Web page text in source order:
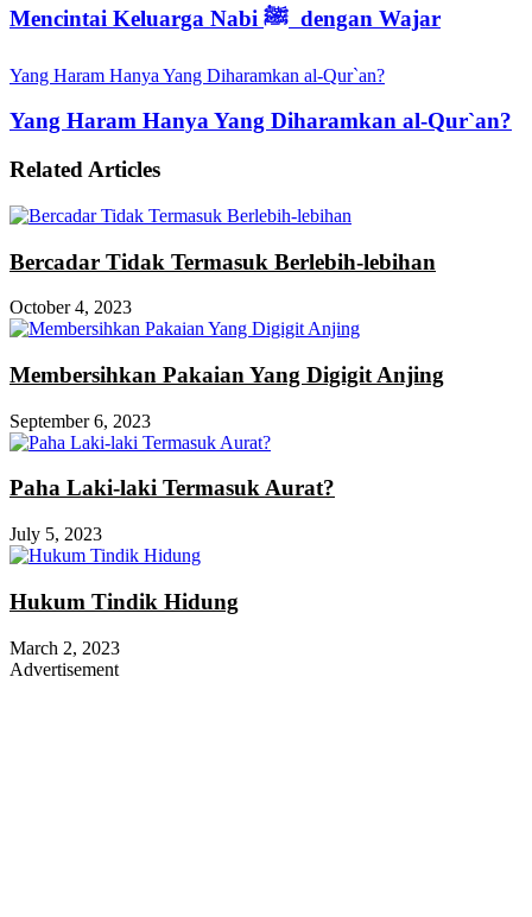
Mencintai Keluarga Nabi ﷺ dengan Wajar
Yang Haram Hanya Yang Diharamkan al-Qur`an?
Yang Haram Hanya Yang Diharamkan al-Qur`an?
Related Articles
Bercadar Tidak Termasuk Berlebih-lebihan
October 4, 2023
Membersihkan Pakaian Yang Digigit Anjing
September 6, 2023
Paha Laki-laki Termasuk Aurat?
July 5, 2023
Hukum Tindik Hidung
March 2, 2023
Advertisement